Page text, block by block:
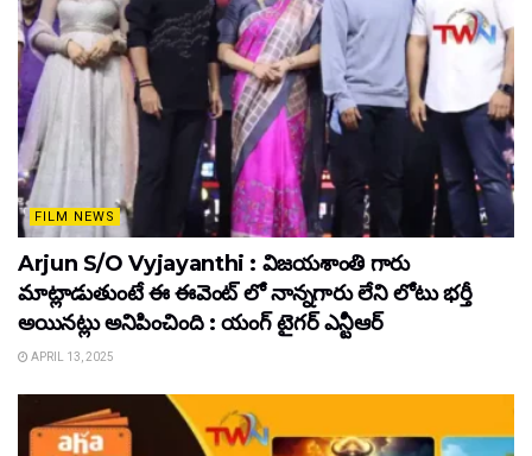
FILM NEWS
Arjun S/O Vyjayanthi : విజయశాంతి గారు
మాట్లాడుతుంటే ఈ ఈవెంట్ లో నాన్నగారు లేని లోటు భర్తీ
అయినట్లు అనిపించింది : యంగ్ టైగర్ ఎన్టీఆర్
APRIL 13, 2025